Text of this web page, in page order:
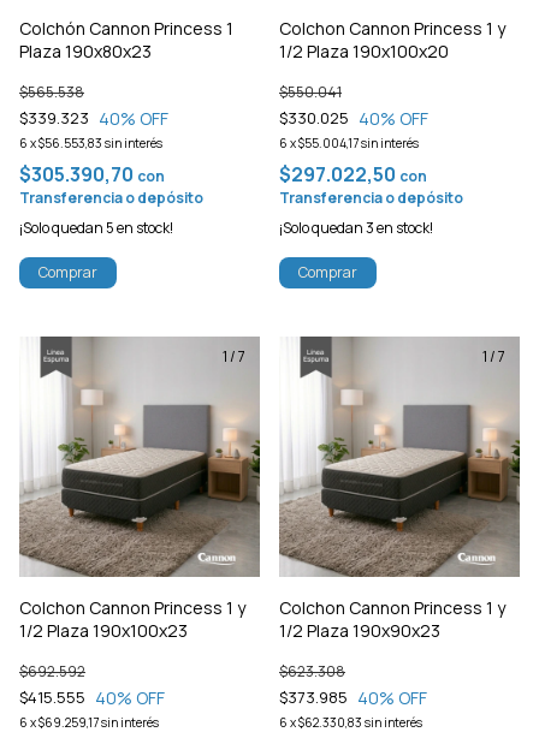
Colchón Cannon Princess 1
Plaza 190x80x23
$339.323
$565.538
40% OFF
6 x$56.553,83 sin interés
$305.390,70 con
Transferencia o depósito
¡Solo quedan 5en stock!
Comprar
Colchon Cannon Princess 1 y
1/2 Plaza 190x100x20
$330.025
$550.041
40% OFF
6 x$55.004,17sin interés
$297.022,50 con
Transferencia o depósito
¡Solo quedan3en stock!
Comprar
1/7
Colchon Cannon Princess 1 y
1/2 Plaza 190x100x23
$415.555
$692.592
40% OFF
6 x$69.259,17sin interés
1/7
Colchon Cannon Princess 1 y
1/2 Plaza 190x90x23
$373.985
$623.308
40% OFF
6 x$62.330,83 sin interés